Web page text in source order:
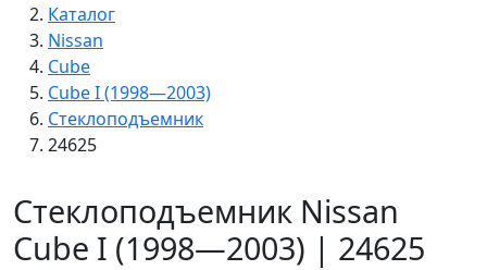
Каталог
Nissan
Cube
Cube I (1998—2003)
Стеклоподъемник
24625
Стеклоподъемник Nissan
Cube I (1998—2003) | 24625